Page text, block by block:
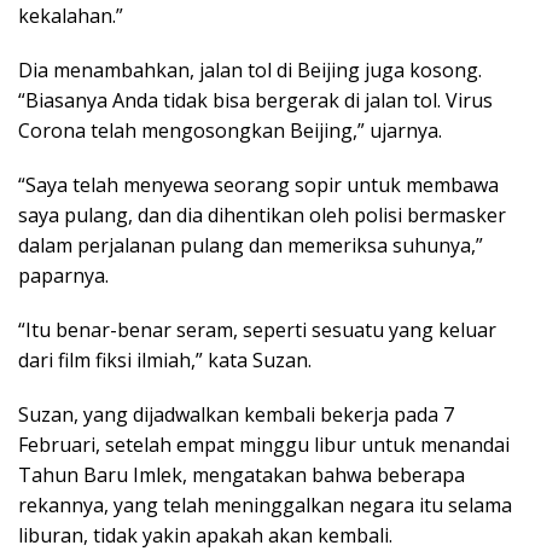
kekalahan.”
Dia menambahkan, jalan tol di Beijing juga kosong.
“Biasanya Anda tidak bisa bergerak di jalan tol. Virus
Corona telah mengosongkan Beijing,” ujarnya.
“Saya telah menyewa seorang sopir untuk membawa
saya pulang, dan dia dihentikan oleh polisi bermasker
dalam perjalanan pulang dan memeriksa suhunya,”
paparnya.
“Itu benar-benar seram, seperti sesuatu yang keluar
dari film fiksi ilmiah,” kata Suzan.
Suzan, yang dijadwalkan kembali bekerja pada 7
Februari, setelah empat minggu libur untuk menandai
Tahun Baru Imlek, mengatakan bahwa beberapa
rekannya, yang telah meninggalkan negara itu selama
liburan, tidak yakin apakah akan kembali.